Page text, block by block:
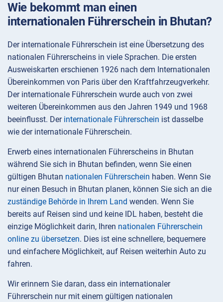
Wie bekommt man einen
internationalen Führerschein in Bhutan?
Der internationale Führerschein ist eine Übersetzung des
nationalen Führerscheins in viele Sprachen. Die ersten
Ausweiskarten erschienen 1926 nach dem Internationalen
Übereinkommen von Paris über den Kraftfahrzeugverkehr.
Der internationale Führerschein wurde auch von zwei
weiteren Übereinkommen aus den Jahren 1949 und 1968
beeinflusst. Der internationale Führerschein ist dasselbe
wie der internationale Führerschein.
Erwerb eines internationalen Führerscheins in Bhutan
während Sie sich in Bhutan befinden, wenn Sie einen
gültigen Bhutan nationalen Führerschein haben. Wenn Sie
nur einen Besuch in Bhutan planen, können Sie sich an die
zuständige Behörde in Ihrem Land wenden. Wenn Sie
bereits auf Reisen sind und keine IDL haben, besteht die
einzige Möglichkeit darin, Ihren nationalen Führerschein
online zu übersetzen. Dies ist eine schnellere, bequemere
und einfachere Möglichkeit, auf Reisen weiterhin Auto zu
fahren.
Wir erinnern Sie daran, dass ein internationaler
Führerschein nur mit einem gültigen nationalen